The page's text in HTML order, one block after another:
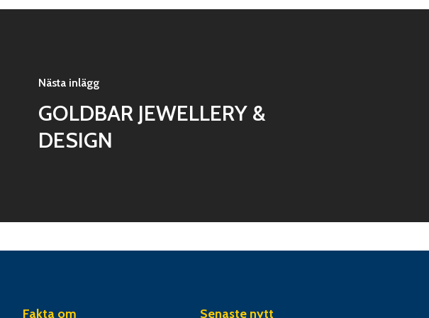
Nästa inlägg
GOLDBAR JEWELLERY &
DESIGN
Fakta om Senaste nytt